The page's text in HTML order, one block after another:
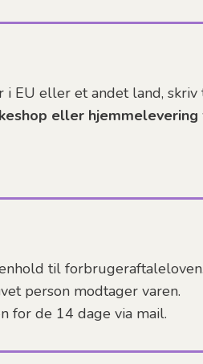
i EU eller et andet land, skriv
eller hjemmelevering
til forbrugeraftaleloven.
person modtager varen.
for de 14 dage via mail.